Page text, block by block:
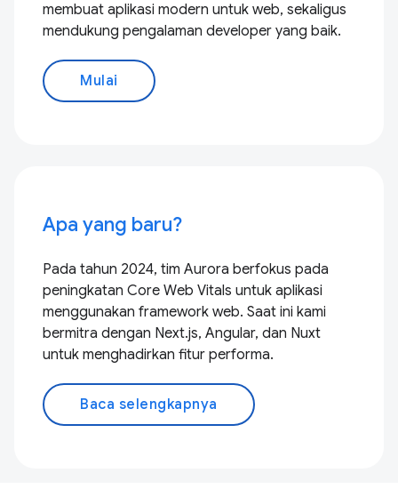
membuat aplikasi modern untuk web, sekaligus
mendukung pengalaman developer yang baik.
Mulai
Apa yang baru?
Pada tahun 2024, tim Aurora berfokus pada
peningkatan Core Web Vitals untuk aplikasi
menggunakan framework web. Saat ini kami
bermitra dengan Next.js, Angular, dan Nuxt
untuk menghadirkan fitur performa.
Baca selengkapnya